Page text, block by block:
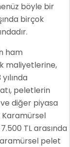
böyle bir
birçok
ham
maliyetlerine,
peletlerin
diğer piyasa
Karamürsel
TL arasında
pelet